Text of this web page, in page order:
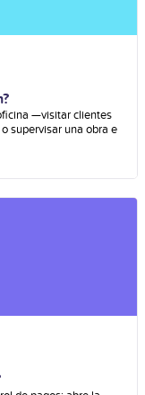
—visitar clientes
supervisar una obra e